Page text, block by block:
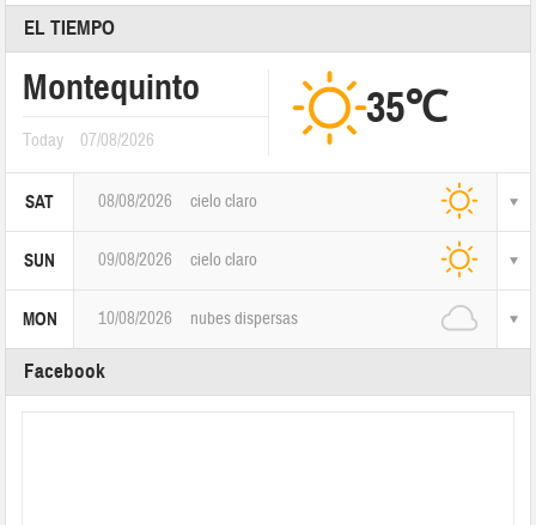
EL TIEMPO
Montequinto
Today 07/08/2026
35℃
SAT 08/08/2026 cielo claro
SUN 09/08/2026 cielo claro
MON 10/08/2026 nubes dispersas
Facebook